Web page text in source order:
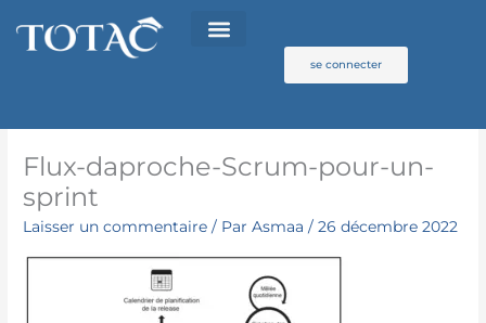
au
se connecter
Flux-daproche-Scrum-pour-un-
sprint
Laisser un commentaire / ParAsmaa/26 décembre 2022